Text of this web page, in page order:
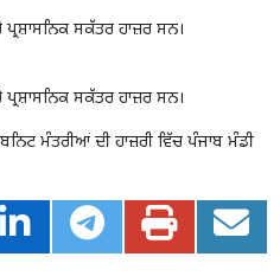
ਸਕੱਤਰ ਹਾਜ਼ਰ ਸਨ।
ਸਕੱਤਰ ਹਾਜ਼ਰ ਸਨ।
ਮੰਤਰੀਆਂ ਦੀ ਹਾਜ਼ਰੀ ਵਿੱਚ ਪੰਜਾਬ ਮੰਡੀ